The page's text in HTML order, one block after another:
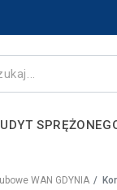
WAN GDYNIA